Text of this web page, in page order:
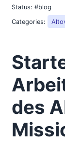
Status: #blog
Categories:
des